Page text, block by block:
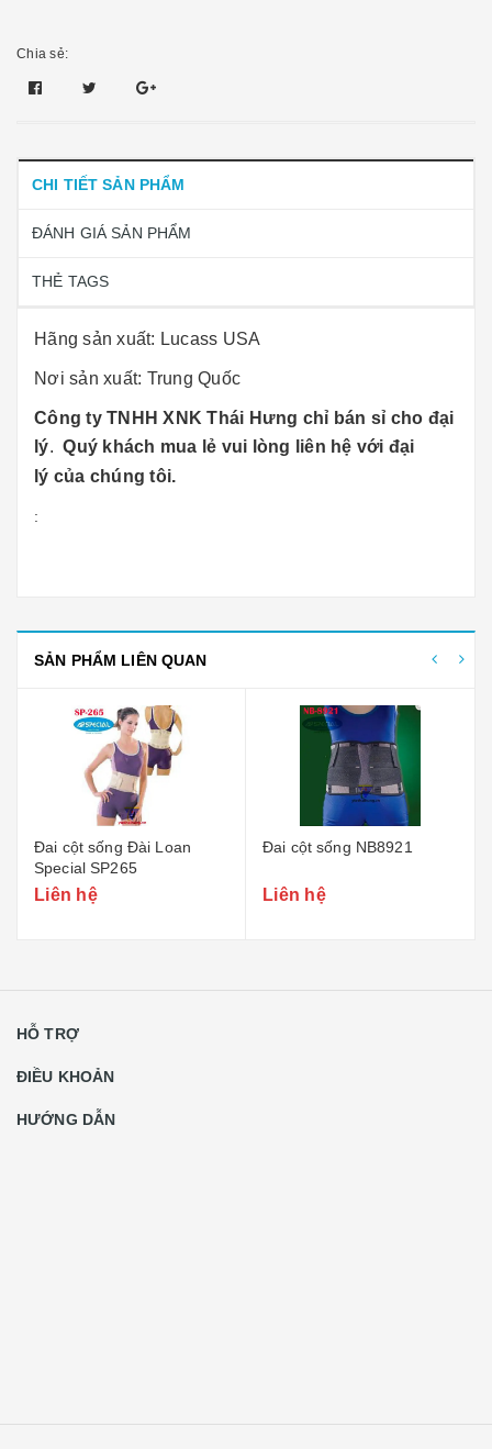
Chia sẻ:
CHI TIẾT SẢN PHẨM
ĐÁNH GIÁ SẢN PHẨM
THẺ TAGS
Hãng sản xuất: Lucass USA
Nơi sản xuất: Trung Quốc
Công ty TNHH XNK Thái Hưng chỉ bán sỉ cho đại
lý.Quý khách mua lẻ vui lòng liên hệ với đại
lý của chúng tôi.
:
SẢN PHẨM LIÊN QUAN
Đai cột sống Đài Loan
Special SP265
Liên hệ
Đai cột sống NB8921
Liên hệ
HỖ TRỢ
ĐIỀU KHOẢN
HƯỚNG DẪN